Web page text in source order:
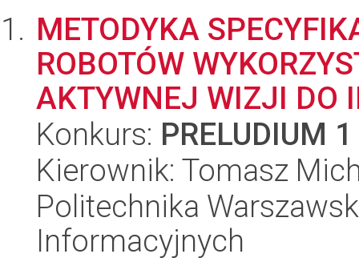
METODYKA
ROBOTÓW
AKTYWNEJ WIZJI DO
Konkurs: PRELUDIUM 1
Kierownik: Tomasz
Politechnika
Informacyjnych